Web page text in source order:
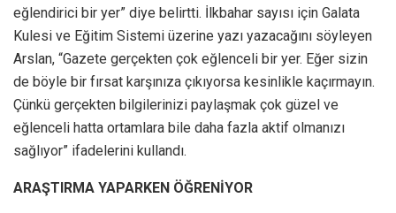
eğlendirici bir yer” diye belirtti. İlkbahar sayısı için Galata
Kulesi ve Eğitim Sistemi üzerine yazı yazacağını söyleyen
Arslan, “Gazete gerçekten çok eğlenceli bir yer. Eğer sizin
de böyle bir fırsat karşınıza çıkıyorsa kesinlikle kaçırmayın.
Çünkü gerçekten bilgilerinizi paylaşmak çok güzel ve
eğlenceli hatta ortamlara bile daha fazla aktif olmanızı
sağlıyor” ifadelerini kullandı.
ARAŞTIRMA YAPARKEN ÖĞRENİYOR